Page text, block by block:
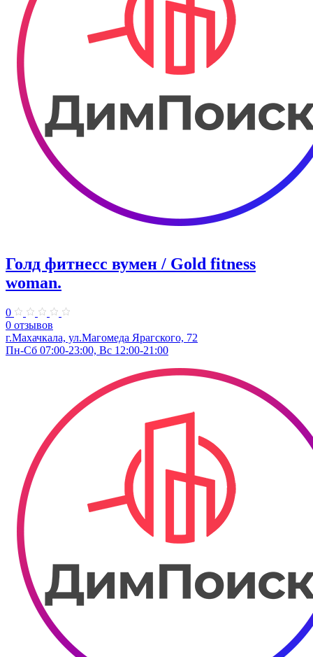
Голд фитнесс вумен / Gold fitness
woman.
0
0 отзывов
г.Махачкала, ул.Магомеда Ярагского, 72
Пн-Сб 07:00-23:00, Вс 12:00-21:00